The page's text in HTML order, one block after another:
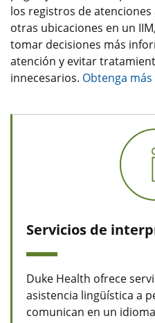
los registros de
otras ubicaciones en un
tomar decisiones más
atención y evitar
innecesarios. Obtenga
Servicios de
Duke Health ofrece
asistencia lingüística a
comunican en un